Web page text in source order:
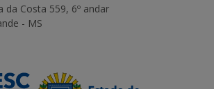
da Costa 559, 6º andar
- MS